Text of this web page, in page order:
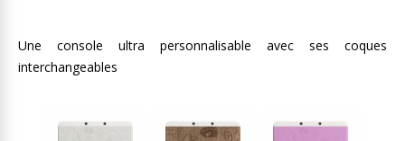
Une console ultra personnalisable avec ses coques
interchangeables